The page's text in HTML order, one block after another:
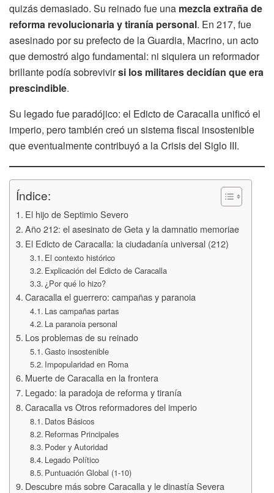
quizás demasiado. Su reinado fue una mezcla extraña de
reforma revolucionaria y tiranía personal. En 217, fue
asesinado por su prefecto de la Guardia, Macrino, un acto
que demostró algo fundamental: ni siquiera un reformador
brillante podía sobrevivirsi los militares decidían que era
prescindible.
Su legado fue paradójico: el Edicto de Caracalla unificó el
imperio, pero también creó un sistema fiscal insostenible
que eventualmente contribuyó a la Crisis del Siglo III.
Índice:
El hijo de Septimio Severo
Año 212: el asesinato de Geta y la damnatio memoriae
El Edicto de Caracalla: la ciudadanía universal (212)
El contexto histórico
Explicación del Edicto de Caracalla
¿Por qué lo hizo?
Caracalla el guerrero: campañas y paranoia
Las campañas partas
La paranoia personal
Los problemas de su reinado
Gasto insostenible
Impopularidad en Roma
Muerte de Caracalla en la frontera
Legado: la paradoja de reforma y tiranía
Caracalla vs Otros reformadores del imperio
Datos Básicos
Reformas Principales
Poder y Autoridad
Legado Político
Puntuación Global (1-10)
Descubre más sobre Caracalla y le dinastía Severa